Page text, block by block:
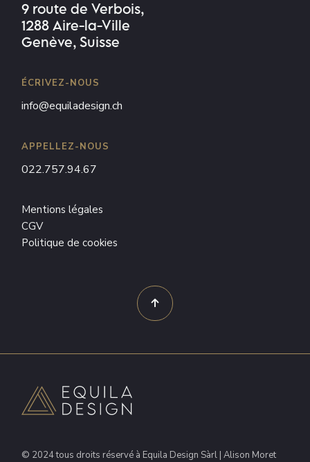
9 route de Verbois,
1288 Aire-la-Ville
Genève, Suisse
ÉCRIVEZ-NOUS
info@equiladesign.ch
APPELLEZ-NOUS
022.757.94.67
Mentions légales
CGV
Politique de cookies
© 2024 tous droits réservé à Equila Design Sàrl | Alison Moret